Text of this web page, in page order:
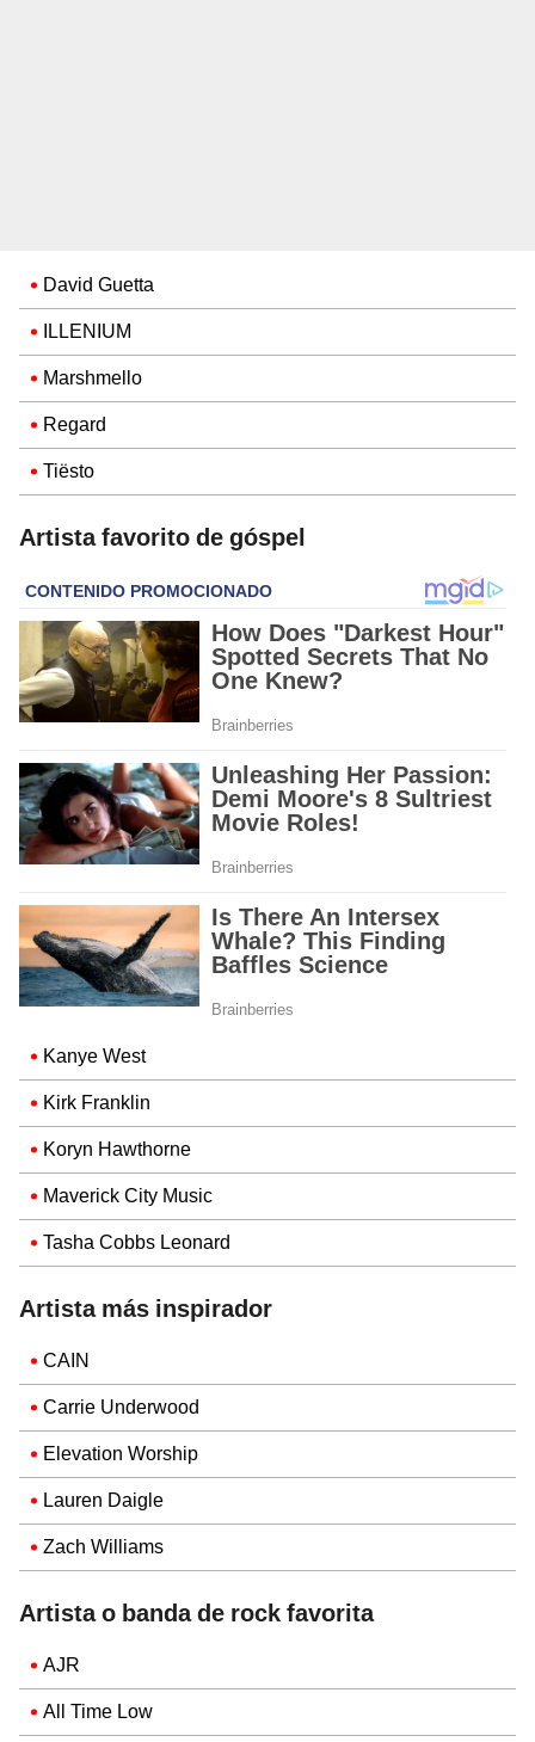
David Guetta
ILLENIUM
Marshmello
Regard
Tiësto
Artista favorito de góspel
Kanye West
Kirk Franklin
Koryn Hawthorne
Maverick City Music
Tasha Cobbs Leonard
Artista más inspirador
CAIN
Carrie Underwood
Elevation Worship
Lauren Daigle
Zach Williams
Artista o banda de rock favorita
AJR
All Time Low